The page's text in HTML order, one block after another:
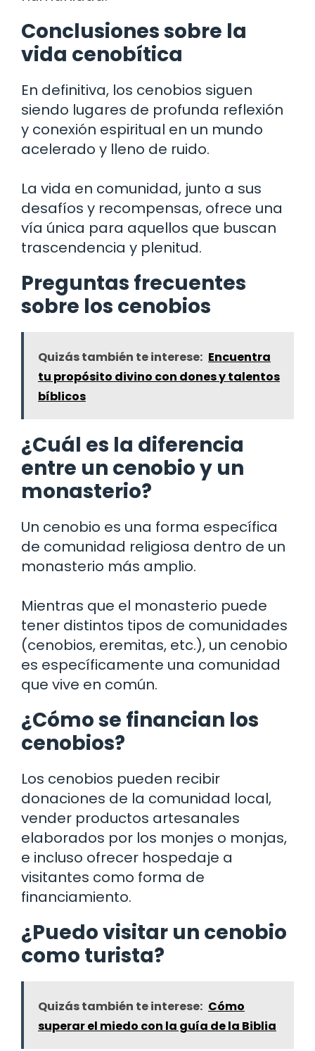
Conclusiones sobre la
vida cenobítica
En definitiva, los cenobios siguen
siendo lugares de profunda reflexión
y conexión espiritual en un mundo
acelerado y lleno de ruido.
La vida en comunidad, junto a sus
desafíos y recompensas, ofrece una
vía única para aquellos que buscan
trascendencia y plenitud.
Preguntas frecuentes
sobre los cenobios
Quizás también te interese: Encuentra
tu propósito divino con dones y talentos
bíblicos
¿Cuál es la diferencia
entre un cenobio y un
monasterio?
Un cenobio es una forma específica
de comunidad religiosa dentro de un
monasterio más amplio.
Mientras que el monasterio puede
tener distintos tipos de comunidades
(cenobios, eremitas, etc.), un cenobio
es específicamente una comunidad
que vive en común.
¿Cómo se financian los
cenobios?
Los cenobios pueden recibir
donaciones de la comunidad local,
vender productos artesanales
elaborados por los monjes o monjas,
e incluso ofrecer hospedaje a
visitantes como forma de
financiamiento.
¿Puedo visitar un cenobio
como turista?
Quizás también te interese: Cómo
superar el miedo con la guía de la Biblia